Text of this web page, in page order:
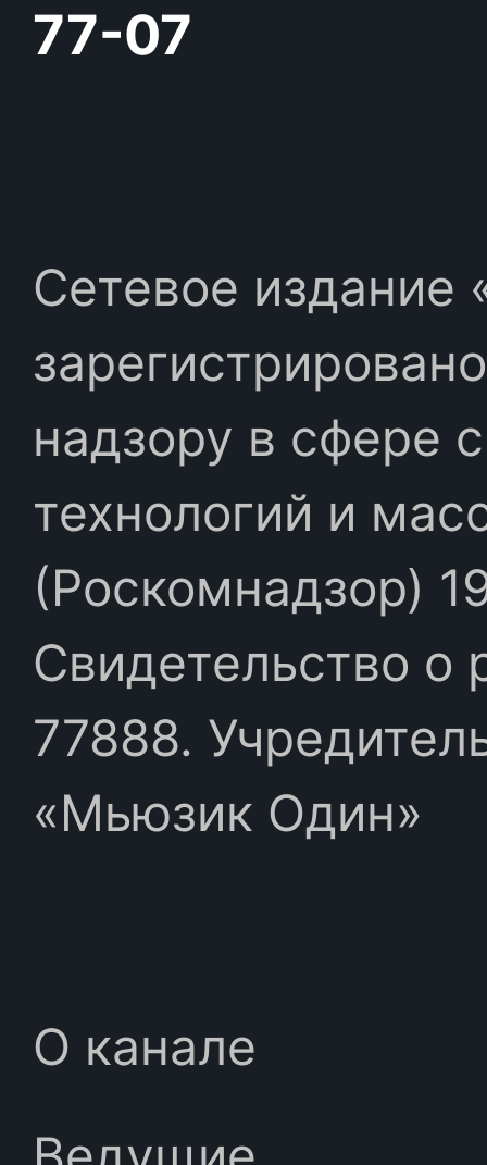
77-07
Сетевое издание
надзору в сфере
технологий и
(Роскомнадзор)
Свидетельство
77888.
«Мьюзик Один»
О канале